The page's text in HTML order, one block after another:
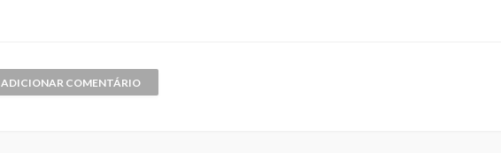
ADICIONAR COMENTÁRIO